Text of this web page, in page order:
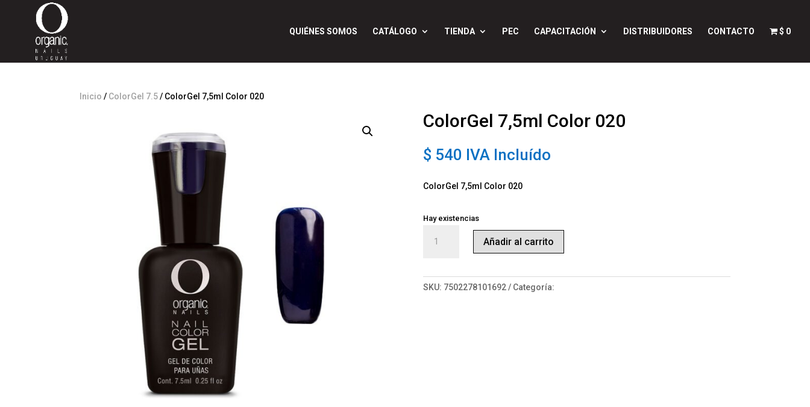
QUIÉNES SOMOS CATÁLOGO TIENDA PEC CAPACITACIÓN DISTRIBUIDORES CONTACTO $ 0
Inicio / ColorGel 7.5/ ColorGel 7,5ml Color 020
ColorGel 7,5ml Color 020
$ 540 IVA Incluído
ColorGel 7,5ml Color 020
Hay existencias
7,5ml
cantidad
Añadir al carrito
SKU: 7502278101692 Categoría: